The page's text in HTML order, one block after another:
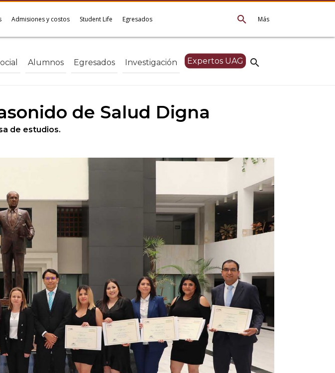
Más
search
Admisiones y costos Student Life Egresados
search
Alumnos Egresados Investigación Expertos UAG
de Salud Digna
de estudios.